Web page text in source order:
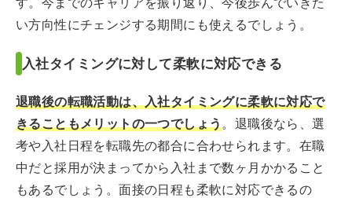
い方向性にチェンジする期間にも使えるでしょう。
入社タイミングに対して柔軟に対応できる
退職後の転職活動は、入社タイミングに柔軟に対応で
きることもメリットの一つでしょう。退職後なら、選
考や入社日程を転職先の都合に合わせられます。在職
中だと採用が決まってから入社まで数ヶ月かかること
もあるでしょう。面接の日程も柔軟に対応できるの